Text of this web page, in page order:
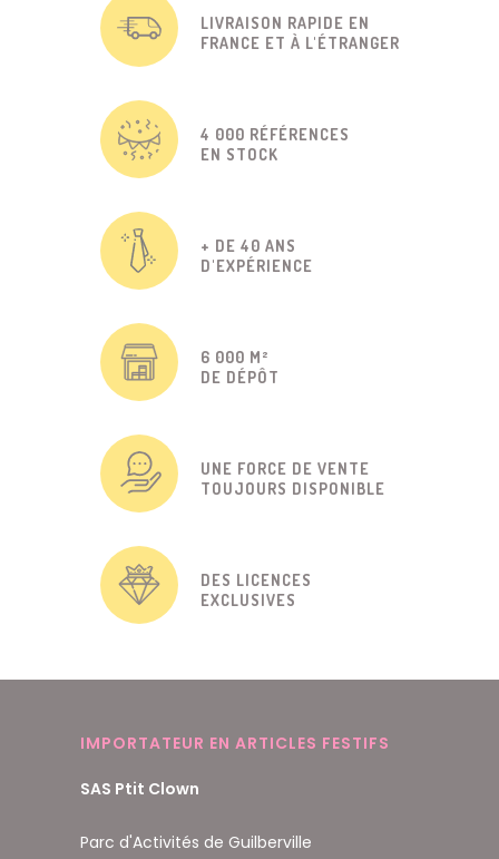
LIVRAISON RAPIDE EN
FRANCE ET À L'ÉTRANGER
4 000 RÉFÉRENCES
EN STOCK
+ DE 40 ANS
D'EXPÉRIENCE
6 000 M²
DE DÉPÔT
UNE FORCE DE VENTE
TOUJOURS DISPONIBLE
DES LICENCES
EXCLUSIVES
IMPORTATEUR EN ARTICLES FESTIFS
SAS Ptit Clown
Parc d'Activités de Guilberville